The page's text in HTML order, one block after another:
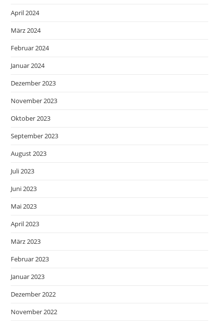
April 2024
März 2024
Februar 2024
Januar 2024
Dezember 2023
November 2023
Oktober 2023
September 2023
August 2023
Juli 2023
Juni 2023
Mai 2023
April 2023
März 2023
Februar 2023
Januar 2023
Dezember 2022
November 2022